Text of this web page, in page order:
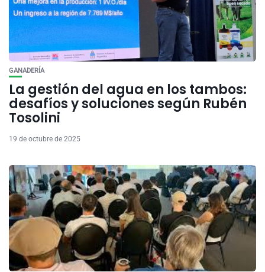
GANADERÍA
La gestión del agua en los tambos:
desafíos y soluciones según Rubén
Tosolini
19 de octubre de 2025